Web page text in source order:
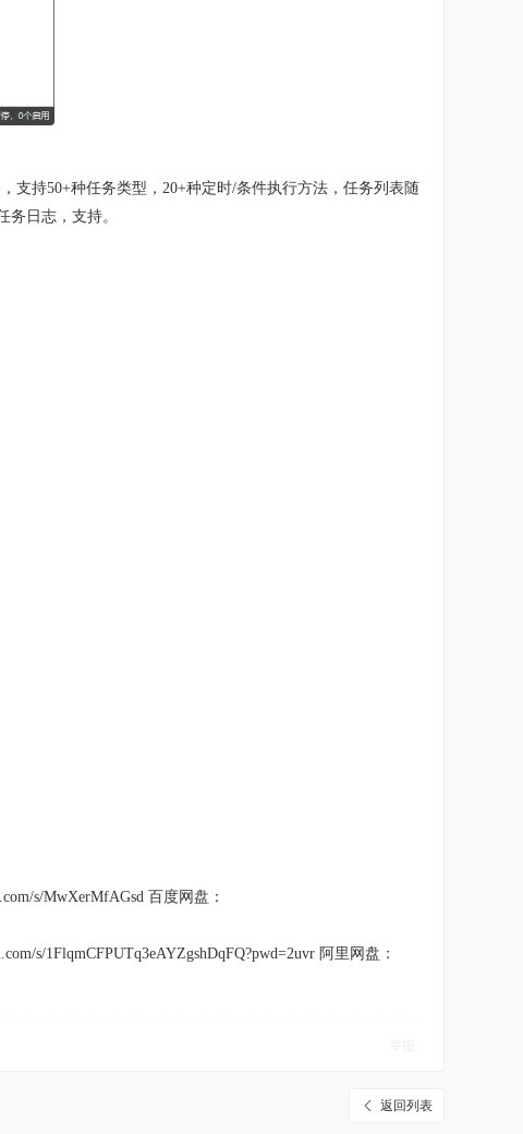
支持50+种任务类型，20+种定时/条件执行方法，任务列表随
日志，支持。
s/MwXerMfAGsd 百度网盘：
s/1FlqmCFPUTq3eAYZgshDqFQ?pwd=2uvr 阿里网盘：
返回列表